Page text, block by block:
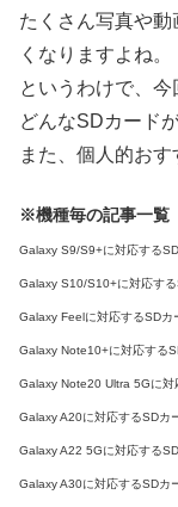
たくさん写真や
くなりますよね。
というわけで、今
どんなSDカード
また、個人的おす
※機種毎の記事一覧
Galaxy S9/S9+に対応する
Galaxy S10/S10+に対応す
Galaxy Feelに対応するSDカ
Galaxy Note10+に対応する
Galaxy Note20 Ultra 5Gに対
Galaxy A20に対応するSDカ
Galaxy A22 5Gに対応する
Galaxy A30に対応するSDカ